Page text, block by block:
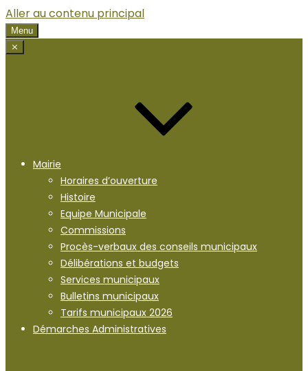
Aller au contenu principal
Menu
⨯
Mairie
Horaires d’ouverture
Histoire
Equipe Municipale
Commissions
Procès-verbaux des conseils municipaux
Délibérations et budgets
Services municipaux
Bulletins municipaux
Tarifs municipaux 2026
Démarches Administratives